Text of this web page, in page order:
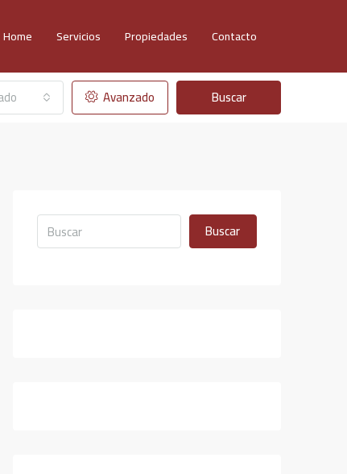
Home Servicios Propiedades Contacto
Avanzado Buscar
Buscar